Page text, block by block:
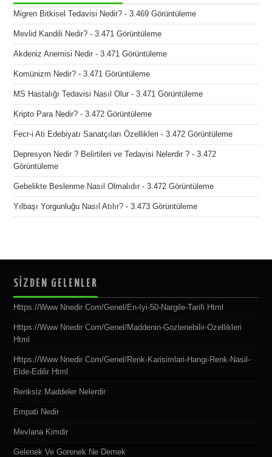
Migren Bitkisel Tedavisi Nedir? - 3.469 Görüntüleme
Mevlid Kandili Nedir? - 3.471 Görüntüleme
Akdeniz Anemisi Nedir - 3.471 Görüntüleme
Komünizm Nedir? - 3.471 Görüntüleme
MS Hastalığı Tedavisi Nasıl Olur - 3.471 Görüntüleme
Kripto Para Nedir? - 3.472 Görüntüleme
Fecr-i Ati Edebiyatı Sanatçıları Özellikleri - 3.472 Görüntüleme
Depresyon Nedir ? Belirtileri ve Tedavisi Nelerdir ? - 3.472
Görüntüleme
Gebelikte Beslenme Nasıl Olmalıdır - 3.472 Görüntüleme
Yılbaşı Yorgunluğu Nasıl Atılır? - 3.473 Görüntüleme
SİZDEN GELENLER
Https://www Nnedir Com/genel/en-Iyi-50-Nargile-Tarifi Html
Https://www Nnedir Com/genel/maddenin-Gozlenebilir-Ozellikleri
Html
Https://www Nnedir Com/genel/renk-Karisimlari-Hangi-Renk-Nasil-
Elde-Edilir Html
Renksiz Maddeler Nelerdir
Empati Nedir
Mevlana Kimdir
Gelenek Ve Gorenek Ne Demek